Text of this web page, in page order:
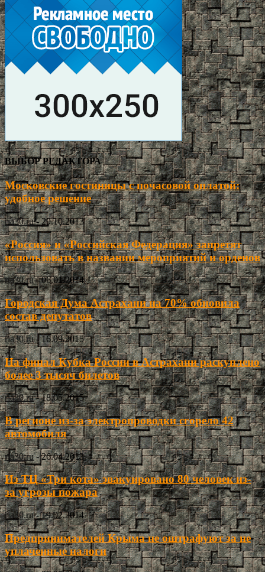
ВЫБОР РЕДАКТОРА
Московские гостиницы с почасовой оплатой:
удобное решение
ria30.ru - 29.10.2013
«Россия» и «Российская Федерация» запретят
использовать в названии мероприятий и орденов
ria30.ru - 06.01.2014
Городская Дума Астрахани на 70% обновила
состав депутатов
ria30.ru - 16.09.2015
На финал Кубка России в Астрахани раскуплено
более 3 тысяч билетов
ria30.ru - 18.05.2015
В регионе из-за электропроводки сгорело 42
автомобиля
ria30.ru - 26.04.2013
Из ТЦ «Три кота» эвакуировано 80 человек из-
за угрозы пожара
ria30.ru - 19.02.2014
Предпринимателей Крыма не оштрафуют за не
уплаченные налоги